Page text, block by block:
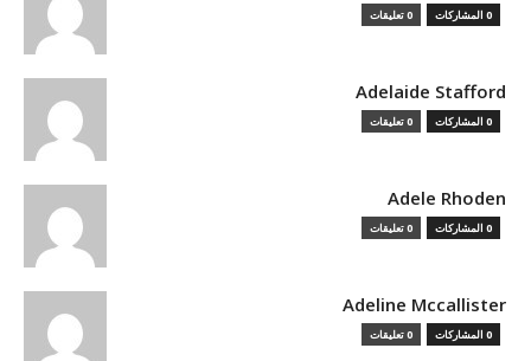
0 المشاركات 0 تعليقات
Adelaide Stafford
0 المشاركات 0 تعليقات
Adele Rhoden
0 المشاركات 0 تعليقات
Adeline Mccallister
0 المشاركات 0 تعليقات